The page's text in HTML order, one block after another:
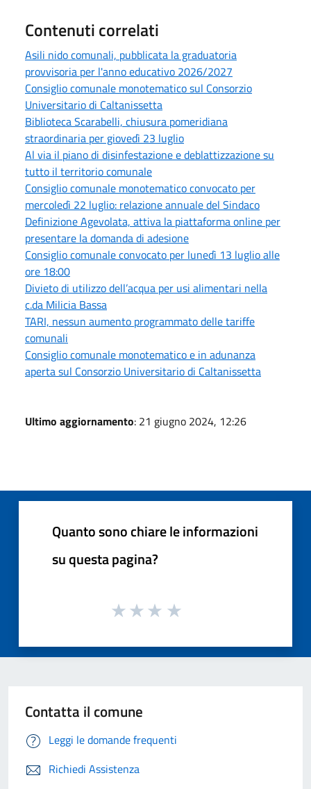
Contenuti correlati
Asili nido comunali, pubblicata la graduatoria
provvisoria per l'anno educativo 2026/2027
Consiglio comunale monotematico sul Consorzio
Universitario di Caltanissetta
Biblioteca Scarabelli, chiusura pomeridiana
straordinaria per giovedì 23 luglio
Al via il piano di disinfestazione e deblattizzazione su
tutto il territorio comunale
Consiglio comunale monotematico convocato per
mercoledì 22 luglio: relazione annuale del Sindaco
Definizione Agevolata, attiva la piattaforma online per
presentare la domanda di adesione
Consiglio comunale convocato per lunedì 13 luglio alle
ore 18:00
Divieto di utilizzo dell’acqua per usi alimentari nella
c.da Milicia Bassa
TARI, nessun aumento programmato delle tariffe
comunali
Consiglio comunale monotematico e in adunanza
aperta sul Consorzio Universitario di Caltanissetta
Ultimo aggiornamento: 21 giugno 2024, 12:26
Quanto sono chiare le informazioni
su questa pagina?
Contatta il comune
Leggi le domande frequenti
Richiedi Assistenza